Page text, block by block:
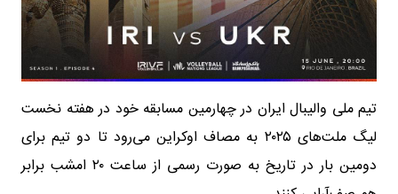
تیم ملی والیبال ایران در چهارمین مسابقه خود در هفته نخست
لیگ ملت‌های ۲۰۲۵ به مصاف اوکراین می‌رود تا دو تیم برای
دومین بار در تاریخ به صورت رسمی از ساعت ۲۰ امشب برابر